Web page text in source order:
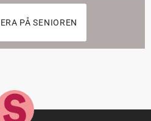
PÅ SENIOREN